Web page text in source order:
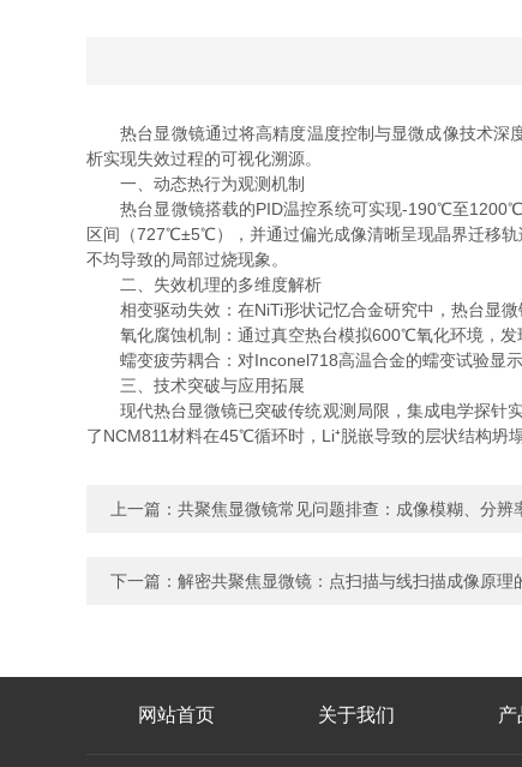
热台显微镜通过将高精度温度控制与显微成像技术深度
析实现失效过程的可视化溯源。
一、动态热行为观测机制
热台显微镜搭载的PID温控系统可实现-190℃至1200℃
区间（727℃±5℃），并通过偏光成像清晰呈现晶界迁移
不均导致的局部过烧现象。
二、失效机理的多维度解析
相变驱动失效：在NiTi形状记忆合金研究中，热台显微
氧化腐蚀机制：通过真空热台模拟600℃氧化环境，发现
蠕变疲劳耦合：对Inconel718高温合金的蠕变试验显示
三、技术突破与应用拓展
现代热台显微镜已突破传统观测局限，集成电学探针
了NCM811材料在45℃循环时，Li⁺脱嵌导致的层状结构坍
上一篇： 共聚焦显微镜常见问题排查：成像模糊、分辨
下一篇： 解密共聚焦显微镜：点扫描与线扫描成像原理
网站首页 关于我们 产